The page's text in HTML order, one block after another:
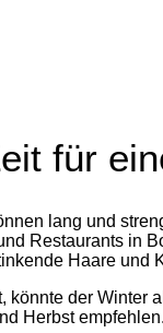
für
lang und
Restaurants in
Haare und
könnte der Winter
Herbst empfehlen.